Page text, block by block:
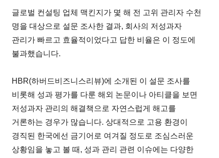
글로벌 컨설팅 업체 맥킨지가 몇 해 전 고위 관리자 수천
명을 대상으로 설문 조사한 결과, 회사의 저성과자
관리가 빠르고 효율적이었다고 답한 비율은 이 정도에
불과했습니다.
HBR(하버드비즈니스리뷰)에 소개된 이 설문 조사를
비롯해 성과 평가를 다룬 해외 논문이나 아티클을 보면
저성과자 관리의 해결책으로 자연스럽게 해고를
거론하는 경우가 많습니다. 상대적으로 고용 환경이
경직된 한국에선 금기어로 여겨질 정도로 조심스러운
상황임을 놓고 볼 때, 성과 관리 관련 이슈에는 다양한